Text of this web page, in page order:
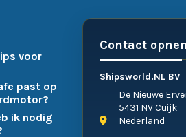
voor
past op
ik nodig
Contact
Shipsworld.NL BV
De Nieuwe
5431 NV Cuijk
Nederland